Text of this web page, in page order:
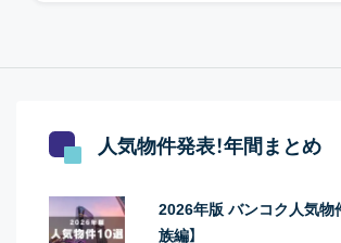
人気物件発表！年間まとめ
2026年版 バンコク人気物
族編】